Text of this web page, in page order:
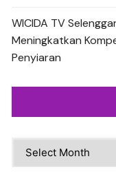
WICIDA TV
Meningkatkan
Penyiaran
Archives